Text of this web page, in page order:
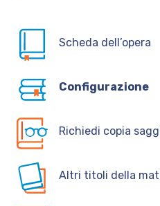
Scheda dell’opera
Configurazione
Richiedi copia
Altri titoli della